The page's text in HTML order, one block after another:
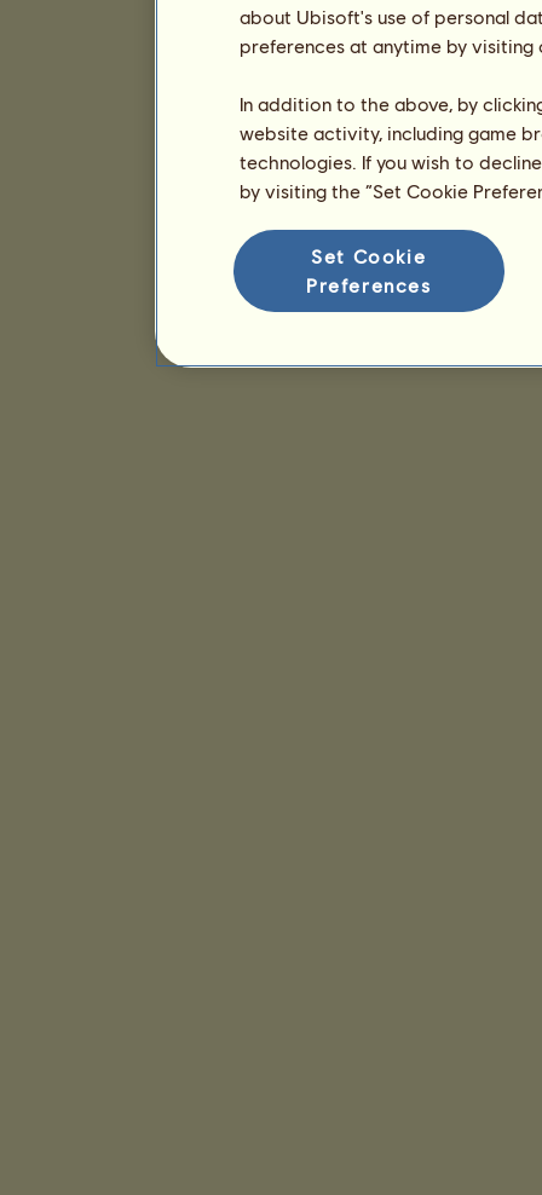
about Ubisoft's use of personal
preferences at anytime by
In addition to the above, by
website activity, including game
technologies. If you wish to
by visiting the “Set Cookie
Set Cookie
Preferences